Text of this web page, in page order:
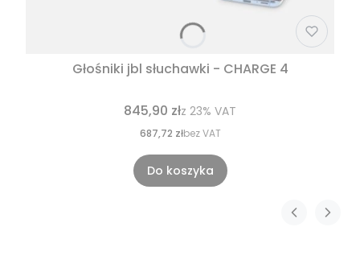
Głośniki jbl słuchawki - CHARGE 4
845,90 złz 23% VAT
687,72 złbez VAT
Do koszyka